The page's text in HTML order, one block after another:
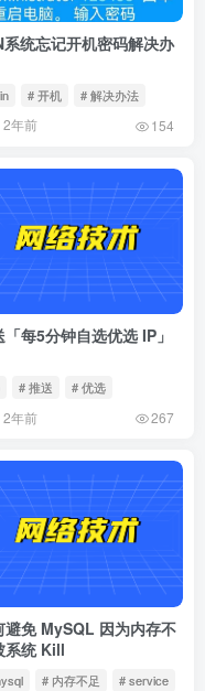
系统忘记开机密码解决办
# 开机 # 解决办法
2年前 154
「每5分钟自选优选 IP」
# 推送 # 优选
2年前 267
避免 MySQL 因为内存不
系统 Kill
# 内存不足 # service